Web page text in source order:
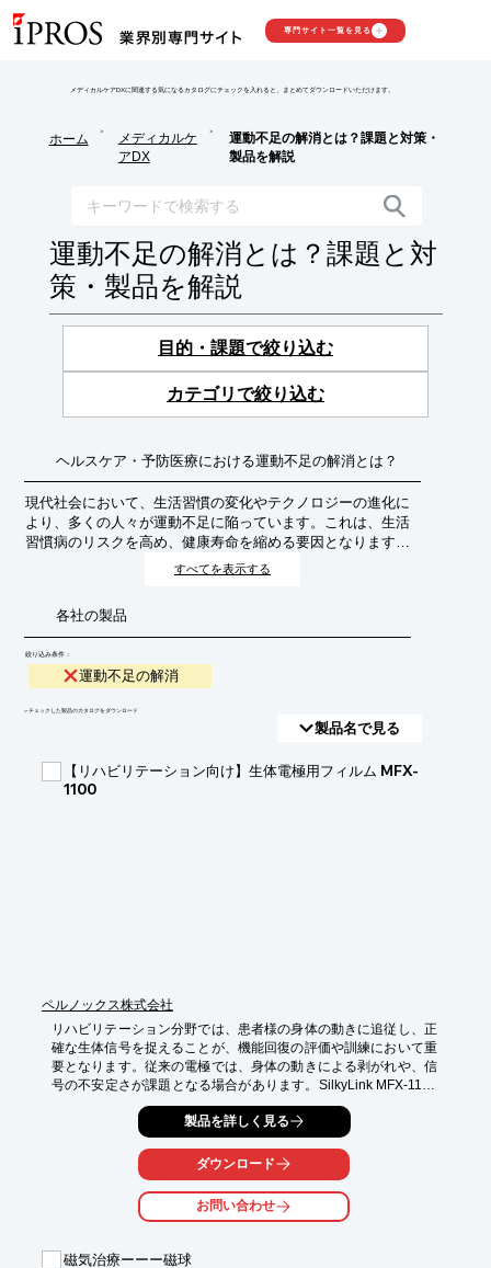
専門サイト一覧を見る
メディカルケアDXに関連する気になるカタログにチェックを入れると、まとめてダウンロードいただけます。
ホーム
>
メディカルケ
アDX
>
運動不足の解消とは？課題と対策・
製品を解説
運動不足の解消とは？課題と対
策・製品を解説
目的・課題で絞り込む
カテゴリで絞り込む
ヘルスケア・予防医療における運動不足の解消とは？
現代社会において、生活習慣の変化やテクノロジーの進化に
より、多くの人々が運動不足に陥っています。これは、生活
習慣病のリスクを高め、健康寿命を縮める要因となります。
ヘルスケア・予防医療における運動不足の解消は、個人の健
康増進だけでなく、医療費削減や社会全体の健康寿命延伸を
すべてを表示する
各社の製品
絞り込み条件：
運動不足の解消
​▼チェックした製品のカタログをダウンロード
製品名で見る
【リハビリテーション向け】生体電極用フィルム MFX-
1100
ペルノックス株式会社
リハビリテーション分野では、患者様の身体の動きに追従し、正
確な生体信号を捉えることが、機能回復の評価や訓練において重
要となります。従来の電極では、身体の動きによる剥がれや、信
号の不安定さが課題となる場合があります。SilkyLink MFX-1100
は、薄く柔軟な電極材料であり、身体の動きに追従しやすく、安
定した信号測定をサポートします。これにより、より効果的な機
能回復訓練の実施に貢献します。
【活用シーン】
・リハビリテーション中の筋電・脳波測定
・身体運動のモニタリング
【導入の効果】
製品を詳しく見る
ダウンロード
お問い合わせ
磁気治療ーーー磁球